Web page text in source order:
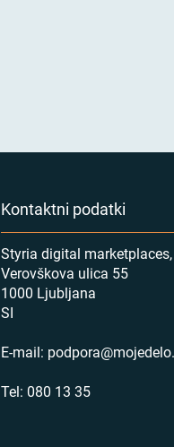
Kontaktni podatki
Styria digital
Verovškova ulica 55
1000 Ljubljana
SI
E-mail:
Tel: 080 13 35